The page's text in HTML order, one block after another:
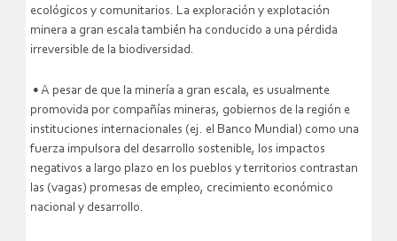
ecológicos y comunitarios. La exploración y explotación
minera a gran escala también ha conducido a una pérdida
irreversible de la biodiversidad.
• A pesar de que la minería a gran escala, es usualmente
promovida por compañías mineras, gobiernos de la región e
instituciones internacionales (ej. el Banco Mundial) como una
fuerza impulsora del desarrollo sostenible, los impactos
negativos a largo plazo en los pueblos y territorios contrastan
las (vagas) promesas de empleo, crecimiento económico
nacional y desarrollo.